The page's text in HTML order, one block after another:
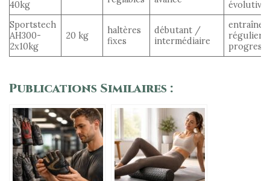
40kg
évolutive
Sportstech
AH300-
2x10kg
20 kg
haltères
fixes
débutant /
intermédiaire
régulier
Publications Similaires :